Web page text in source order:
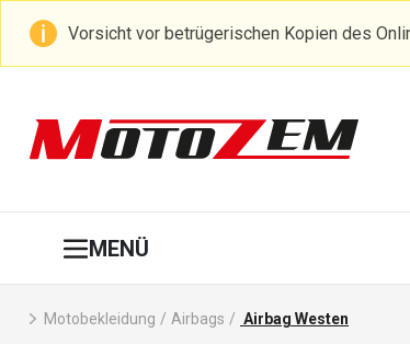
Vorsicht vor betrügerischen Kopien des
MENÜ
Motobekleidung / Airbags / Airbag Westen